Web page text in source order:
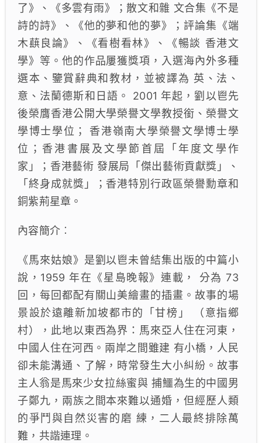
了》、《多雲有雨》；散文和雜 文合集《不是
詩的詩》、《他的夢和他的夢》；評論集《端
木蕻良論》、《看樹看林》、《暢談 香港文
學》等。他的作品屢獲獎項，入選海內外多種
選本、鑒賞辭典和教材，並被譯為 英、法、
意、法蘭德斯和日語。 2001 年起，劉以鬯先
後榮膺香港公開大學榮譽文學教授銜、榮譽文
學博士學位； 香港嶺南大學榮譽文學博士學
位；香港書展及文學節首屆「年度文學作
家」；香港藝術 發展局「傑出藝術貢獻獎」、
「終身成就獎」；香港特別行政區榮譽勳章和
銅紫荊星章。
內容簡介︰
《馬來姑娘》是劉以鬯未曾結集出版的中篇小
說，1959 年在《星島晚報》連載， 分為 73
回，每回都配有關山美繪畫的插畫。故事的場
景設於遠離新加坡都市的「甘榜」 （意指鄉
村），此地以東西為界：馬來亞人住在河東，
中國人住在河西。兩岸之間雖建 有小橋，人民
卻未能溝通、了解，時常發生大小糾紛。故事
主人翁是馬來少女拉絲蜜與 捕鱷為生的中國男
子鄭九，兩族之間本來難以通婚，但經歷人類
的爭鬥與自然災害的磨 練，二人最終排除萬
難，共諧連理。